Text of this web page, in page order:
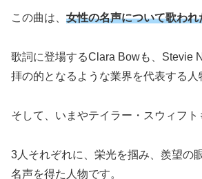
この曲は、 女性の名声について歌われ
歌詞に登場するClara Bowも、Stevie
拝の的となるような業界を代表する人
そして、いまやテイラー・スウィフト
3人それぞれに、栄光を掴み、羨望の
名声を得た人物です。